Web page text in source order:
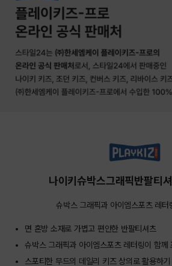
나이키슈박스그래픽반팔티
슈박스 그래픽과 아이엠스포츠 레터
면 혼방 소재로 가볍고 편안한 반팔티셔츠
슈박스 그래픽과 아이엠스포츠 레터링이 함께
스포티한 무드의 데일리 키즈 상의로 활용하